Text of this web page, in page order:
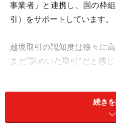
事業者」と連携し、国の枠
引）をサポートしています。
越境取引の認知度は徐々に
まだ“謎めいた取引”だと感
についてお話を聞きました。
続き